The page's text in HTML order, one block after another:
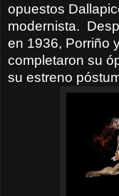
opuestos
modernista.
en 1936, Porriño
completaron su
su estreno